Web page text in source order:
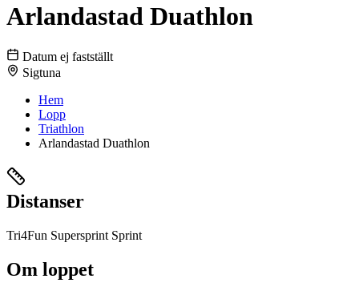
Arlandastad Duathlon
Datum ej fastställt
Sigtuna
Hem
Lopp
Triathlon
Arlandastad Duathlon
Distanser
Tri4Fun Supersprint Sprint
Om loppet